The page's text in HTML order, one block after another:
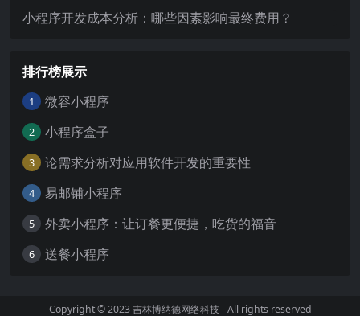
小程序开发成本分析：哪些因素影响最终费用？
排行榜展示
1 微容小程序
2 小程序盒子
3 论需求分析对应用软件开发的重要性
4 易邮铺小程序
5 外卖小程序：让订餐更便捷，吃货的福音
6 送餐小程序
Copyright © 2023吉林博纳德网络科技- All rights reserved